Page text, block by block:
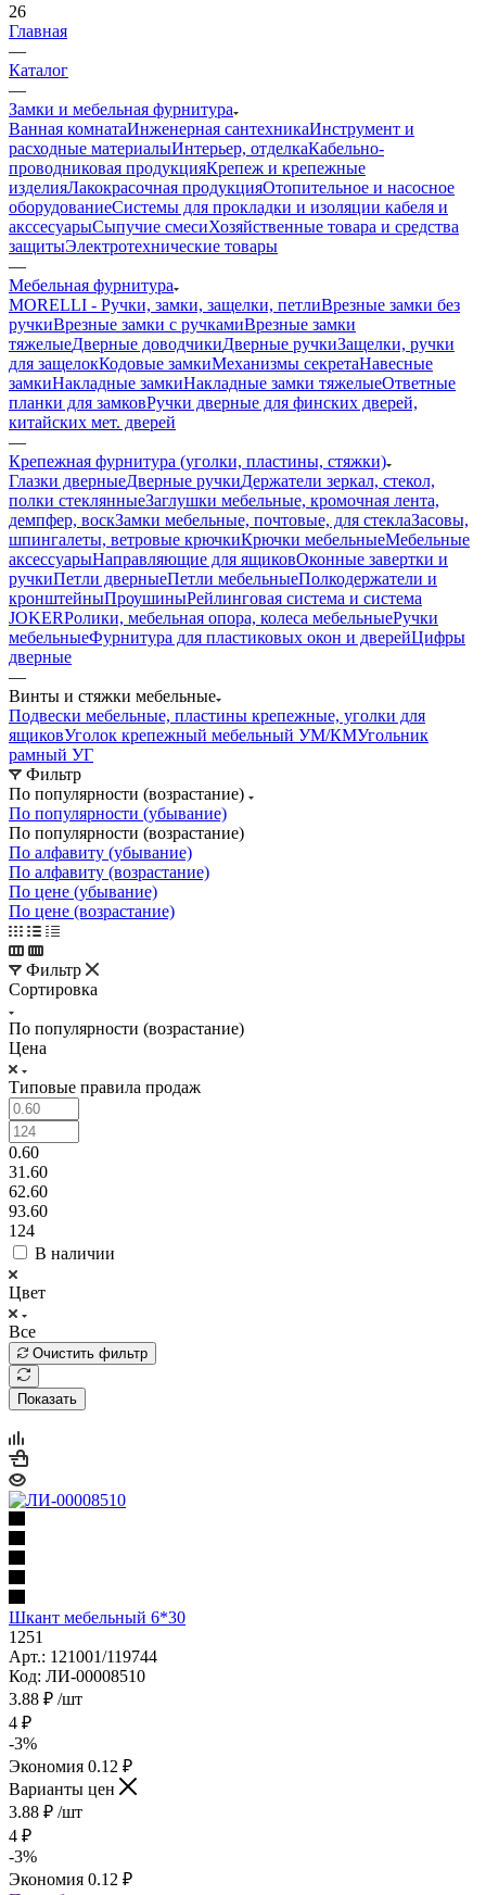
26
Главная
—
Каталог
—
Замки и мебельная фурнитура
Ванная комнатаИнженерная сантехникаИнструмент и
расходные материалыИнтерьер, отделкаКабельно-
проводниковая продукцияКрепеж и крепежные
изделияЛакокрасочная продукцияОтопительное и насосное
оборудованиеСистемы для прокладки и изоляции кабеля и
акссесуарыСыпучие смесиХозяйственные товара и средства
защитыЭлектротехнические товары
—
Мебельная фурнитура
MORELLI - Ручки, замки, защелки, петлиВрезные замки без
ручкиВрезные замки с ручкамиВрезные замки
тяжелыеДверные доводчикиДверные ручкиЗащелки, ручки
для защелокКодовые замкиМеханизмы секретаНавесные
замкиНакладные замкиНакладные замки тяжелыеОтветные
планки для замковРучки дверные для финских дверей,
китайских мет. дверей
—
Крепежная фурнитура (уголки, пластины, стяжки)
Глазки дверныеДверные ручкиДержатели зеркал, стекол,
полки стеклянныеЗаглушки мебельные, кромочная лента,
демпфер, воскЗамки мебельные, почтовые, для стеклаЗасовы,
шпингалеты, ветровые крючкиКрючки мебельныеМебельные
аксессуарыНаправляющие для ящиковОконные завертки и
ручкиПетли дверныеПетли мебельныеПолкодержатели и
кронштейныПроушиныРейлинговая система и система
JOKERРолики, мебельная опора, колеса мебельныеРучки
мебельныеФурнитура для пластиковых окон и дверейЦифры
дверные
—
Винты и стяжки мебельные
Подвески мебельные, пластины крепежные, уголки для
ящиковУголок крепежный мебельный УМ/КМУгольник
рамный УГ
Фильтр
По популярности (возрастание)
По популярности (убывание)
По популярности (возрастание)
По алфавиту (убывание)
По алфавиту (возрастание)
По цене (убывание)
По цене (возрастание)
Фильтр
Сортировка
По популярности (возрастание)
Цена
Типовые правила продаж
0.60
31.60
62.60
93.60
124
В наличии
Цвет
Все
Очистить фильтр
Показать
Шкант мебельный 6*30
1251
Арт.: 121001/119744
Код: ЛИ-00008510
3.88 ₽ /шт
4 ₽
-3%
Экономия 0.12 ₽
Варианты цен
3.88 ₽ /шт
4 ₽
-3%
Экономия 0.12 ₽